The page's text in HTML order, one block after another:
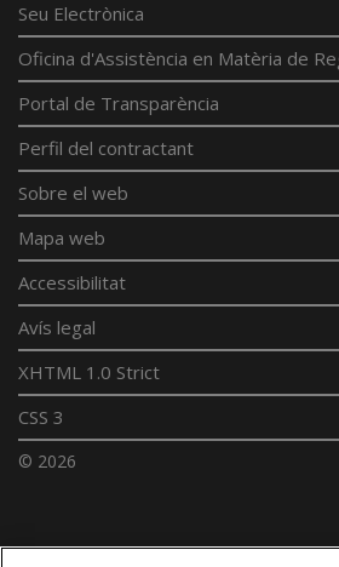
Seu Electrònica
Oficina d'Assistència en Matèria de
Portal de Transparència
Perfil del contractant
Sobre el web
Mapa web
Accessibilitat
Avís legal
XHTML 1.0 Strict
CSS 3
© 2026